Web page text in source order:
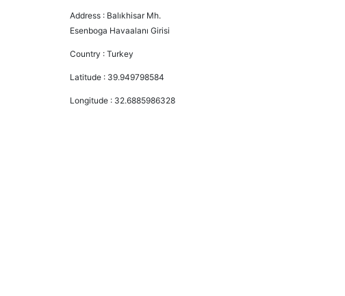
Address : Balıkhisar Mh.
Esenboga Havaalanı Girisi
Country :Turkey
Latitude : 39.949798584
Longitude : 32.6885986328